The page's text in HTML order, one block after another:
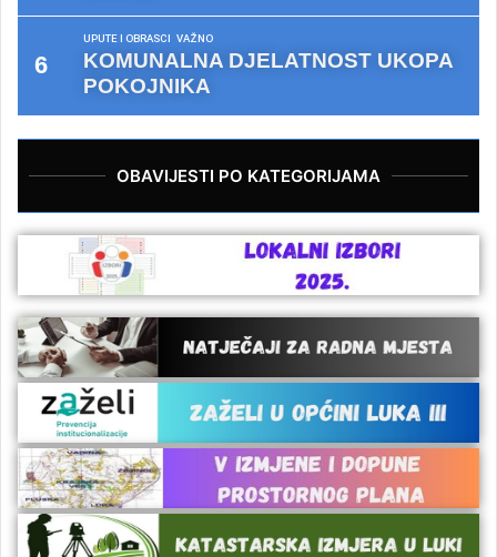
UPUTE I OBRASCI VAŽNO
KOMUNALNA DJELATNOST UKOPA
POKOJNIKA
OBAVIJESTI PO KATEGORIJAMA